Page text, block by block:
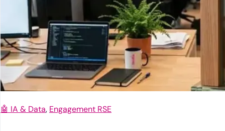
🤖 IA & Data, Engagement RSE